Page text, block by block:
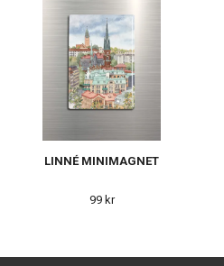
LINNÉ MINIMAGNET
99 kr